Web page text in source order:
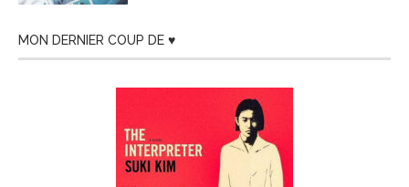
MON DERNIER COUP DE ♥